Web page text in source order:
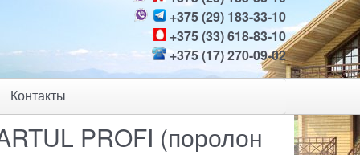
+375 (29) 183-33-10
+375 (33) 618-83-10
+375 (17) 270-09-02
Контакты
PROFI (поролон